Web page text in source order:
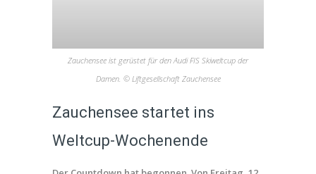
Zauchensee ist gerüstet für den Audi FIS Skiweltcup der
Damen. © Liftgesellschaft Zauchensee
Zauchensee startet ins
Weltcup-Wochenende